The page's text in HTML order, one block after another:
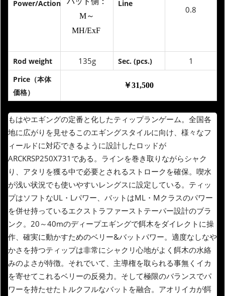
Power/Action
M～
MH/ExF
Line
0.8
Rod weight 135g Sec. (pcs.) 1
Price（本体
価格）
￥31,500
もはやエギングの定番と化したティップランゲーム。全国各
地に広がりを見せるこのエギングスタイルに向け、様々なフ
ィールドに対応できるように設計したロッドが
ARCKRSP250X731である。ラインを巻き取りながらシャク
り、アタリを獲る中で必要とされるストロークを確保。喫水
が浅い状況でも使いやすいレングスに設定している。ティッ
プはソフトなUL・Lパワー、バットはML・Mクラスのパワー
を併せ持っているエクストラファーストテーパー設計のブラ
ンク。20～40mのディープエギングで餌木をダイレクトに操
作、確実に動かすためのベリー&バットパワー。適度なしなや
かさを持つティップは非常にシャクリ心地がよく餌木の水絡
みのよさが特徴。それでいて、主導権を取られる事無くイカ
を寄せてこれるベリーの反発力。そして極限のバランスでパ
ワーを持たせたトルクフルなバットを融合。アオリイカが餌